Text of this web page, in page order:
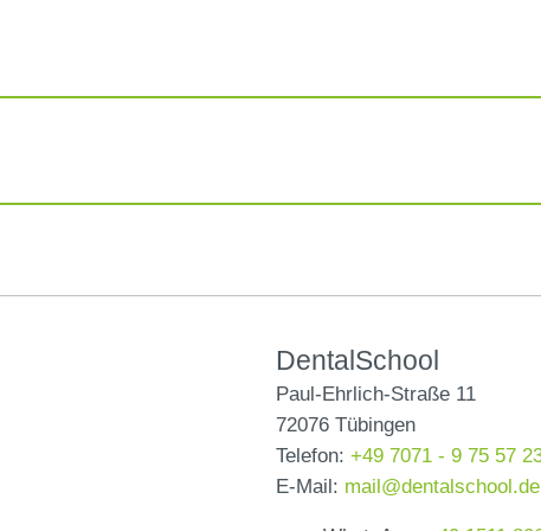
DentalSchool
Paul-Ehrlich-Straße 11
72076 Tübingen
Telefon: +49 7071 - 9 75 57
E-Mail: mail@dentalschool.de